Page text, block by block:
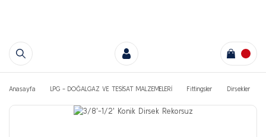
Anasayfa LPG - DOĞALGAZ VE TESİSAT MALZEMELERİ Fittingsler Dirsekler